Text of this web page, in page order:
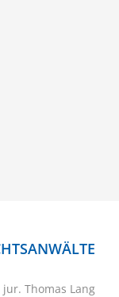
jur. Thomas Lang